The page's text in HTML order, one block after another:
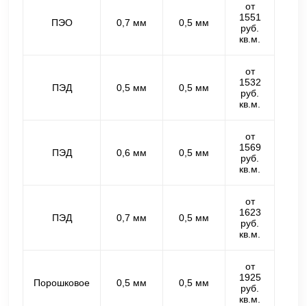
ПЭО 0,7 мм 0,5 мм
от
1551
руб.
кв.м.
ПЭД 0,5 мм 0,5 мм
от
1532
руб.
кв.м.
ПЭД 0,6 мм 0,5 мм
от
1569
руб.
кв.м.
ПЭД 0,7 мм 0,5 мм
от
1623
руб.
кв.м.
Порошковое 0,5 мм 0,5 мм
от
1925
руб.
кв.м.